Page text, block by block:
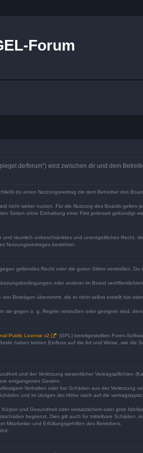
Forum
forum“) wird zwischen dir und dem
du einen Nutzungsvertrag mit dem Betreiber des
nicht weiter nutzen. Für die Nutzung des Boards gelten
Seiten ohne Einhaltung einer Frist jederzeit gekündigt
räumlich unbeschränktes und unentgeltliches Recht,
Nutzungsvertrages bestehen.
geltendes Recht oder die guten Sitten verstoßen.
oder anderer im Board
Beiträgen übernimmt, die er nicht selbst erstellt hat
gegen o. g. Regeln verstoßen oder geeignet sind,
Public License v2
“ (GPL) bereitgestellten Foren-
haben keinen Einfluss auf die Art und Weise, wie die
und der Verletzung wesentlicher Vertragspflichten
entgangenen Gewinn.
Verhalten oder bei Schäden aus der Verletzung
und im übrigen der Höhe nach auf die
und Gesundheit oder vorsätzlichem oder grob
begrenzt. Dies gilt auch für mittelbare Schäden,
Mitarbeiter und Erfüllungsgehilfen des Betreibers.